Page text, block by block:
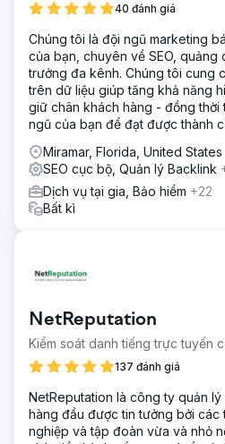
rừng kỹ thuật số rất quan trọng”.
tiếp cận, chiến lược kỹ thuật số
sự tăng trưởng mạnh mẽ, trở
quyền lớn nhất trong mạng lưới
Chuyển đến
40 đánh giá
Chúng tôi là đội ngũ marketing
của bạn, chuyên về SEO, quảng
trưởng đa kênh. Chúng tôi cung
trên dữ liệu giúp tăng khả năng
giữ chân khách hàng - đồng thời
ngũ của bạn để đạt được thành
Miramar, Florida, United States
SEO cục bộ, Quản lý Backlink
Dịch vụ tại gia, Bảo hiểm +22
Bất kì
NetReputation
Kiểm soát danh tiếng trực tuyến
137 đánh giá
NetReputation là công ty quản
hàng đầu được tin tưởng bởi các
nghiệp và tập đoàn vừa và nhỏ